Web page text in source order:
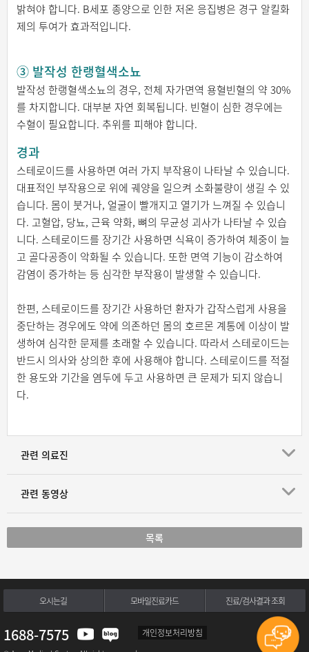
밝혀야 합니다. B세포 종양으로 인한 저온 응집병은 경구 알킬화
제의 투여가 효과적입니다.
③ 발작성 한랭혈색소뇨
발작성 한랭혈색소뇨의 경우, 전체 자가면역 용혈빈혈의 약 30%
를 차지합니다. 대부분 자연 회복됩니다. 빈혈이 심한 경우에는
수혈이 필요합니다. 추위를 피해야 합니다.
경과
스테로이드를 사용하면 여러 가지 부작용이 나타날 수 있습니다.
대표적인 부작용으로 위에 궤양을 일으켜 소화불량이 생길 수 있
습니다. 몸이 붓거나, 얼굴이 빨개지고 열기가 느껴질 수 있습니
다. 고혈압, 당뇨, 근육 약화, 뼈의 무균성 괴사가 나타날 수 있습
니다. 스테로이드를 장기간 사용하면 식욕이 증가하여 체중이 늘
고 골다공증이 악화될 수 있습니다. 또한 면역 기능이 감소하여
감염이 증가하는 등 심각한 부작용이 발생할 수 있습니다.
한편, 스테로이드를 장기간 사용하던 환자가 갑작스럽게 사용을
중단하는 경우에도 약에 의존하던 몸의 호르몬 계통에 이상이 발
생하여 심각한 문제를 초래할 수 있습니다. 따라서 스테로이드는
반드시 의사와 상의한 후에 사용해야 합니다. 스테로이드를 적절
한 용도와 기간을 염두에 두고 사용하면 큰 문제가 되지 않습니
다.
관련 의료진
관련 동영상
목록
오시는길 모바일진료카드 진료/검사결과 조회
1688-7575 개인정보처리방침